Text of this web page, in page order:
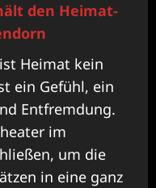
den Heimat-
Heimat kein
ein Gefühl, ein
Entfremdung.
im
um die
in eine ganz